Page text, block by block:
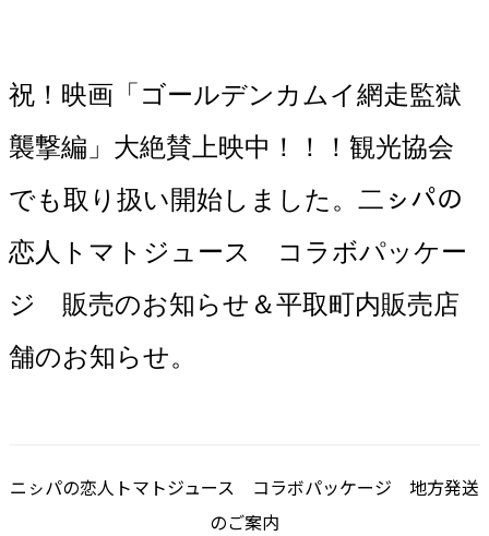
祝！映画「ゴールデンカムイ網走監獄
襲撃編」大絶賛上映中！！！観光協会
でも取り扱い開始しました。二ㇱパの
恋人トマトジュース コラボパッケー
ジ 販売のお知らせ＆平取町内販売店
舗のお知らせ。
ニㇱパの恋人トマトジュース コラボパッケージ 地方発送
のご案内